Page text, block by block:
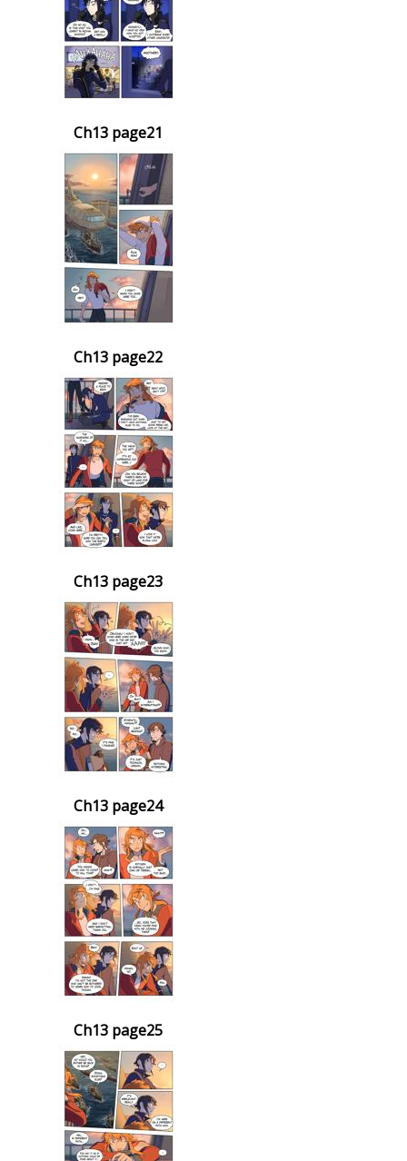
Ch13 page21
Ch13 page22
Ch13 page23
Ch13 page24
Ch13 page25